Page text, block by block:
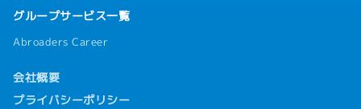
グループサービス一覧
Abroaders Career
会社概要
プライバシーポリシー